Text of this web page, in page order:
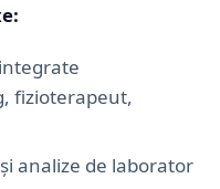
fizioterapeut,
analize de laborator